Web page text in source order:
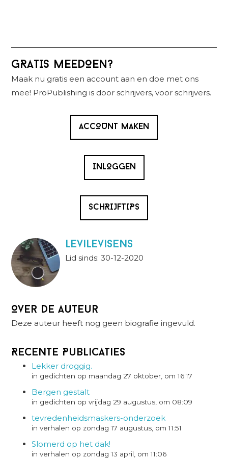
Primaire
Sidebar
GRATIS MEEDOEN?
Maak nu gratis een account aan en doe met ons
mee! ProPublishing is door schrijvers, voor schrijvers.
ACCOUNT MAKEN
INLOGGEN
SCHRIJFTIPS
levilevisens
Lid sinds: 30-12-2020
Over de auteur
Deze auteur heeft nog geen biografie ingevuld.
Recente Publicaties
Lekker droggig.
in gedichten op maandag 27 oktober, om 16:17
Bergen gestalt
in gedichten op vrijdag 29 augustus, om 08:09
tevredenheidsmaskers-onderzoek
in verhalen op zondag 17 augustus, om 11:51
Slomerd op het dak!
in verhalen op zondag 13 april, om 11:06